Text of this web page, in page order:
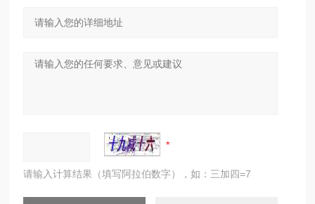
请输入计算结果（填写阿拉伯数字），如：三加四=7